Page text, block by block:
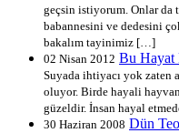
geçsin istiyorum. Onlar da
babannesini ve dedesini
bakalım tayinimiz […]
02 Nisan 2012 Bu Hayat
Suyada ihtiyacı yok zaten
oluyor. Birde hayali
güzeldir. İnsan hayal
30 Haziran 2008 Dün